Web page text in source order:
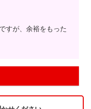
すが、余裕をもった